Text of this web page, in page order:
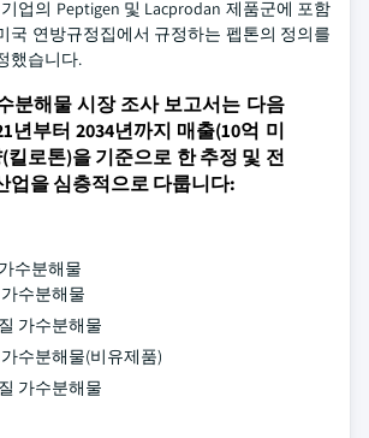
업의 Peptigen 및 Lacprodan 제품군에 포함
국 연방규정집에서 규정하는 펩톤의 정의를
했습니다.
분해물 시장 조사 보고서는 다음
년부터 2034년까지 매출(10억 미
킬로톤)을 기준으로 한 추정 및 전
업을 심층적으로 다룹니다:
수분해물
수분해물
가수분해물
수분해물(비유제품)
가수분해물